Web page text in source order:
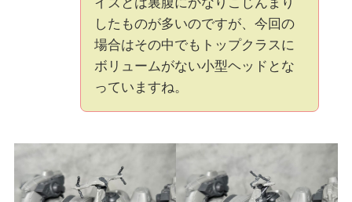
したものが多いのですが、今回の
場合はその中でもトップクラスに
ボリュームがない小型ヘッドとな
っていますね。